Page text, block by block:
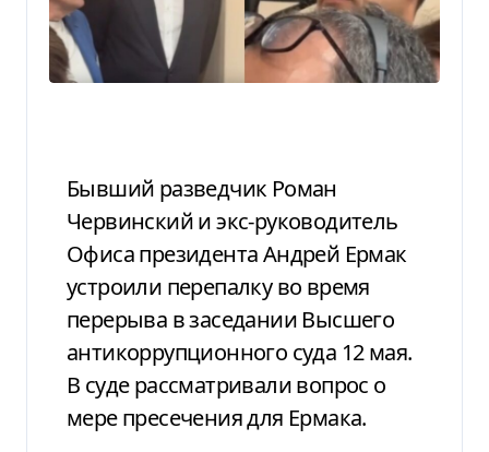
Бывший разведчик Роман
Червинский и экс-руководитель
Офиса президента Андрей Ермак
устроили перепалку во время
перерыва в заседании Высшего
антикоррупционного суда 12 мая.
В суде рассматривали вопрос о
мере пресечения для Ермака.